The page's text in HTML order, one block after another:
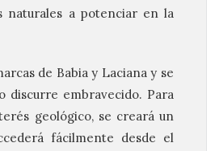
naturales a potenciar en la
de Babia y Laciana y se
discurre embravecido. Para
geológico, se creará un
fácilmente desde el